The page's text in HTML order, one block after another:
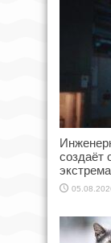
создаёт